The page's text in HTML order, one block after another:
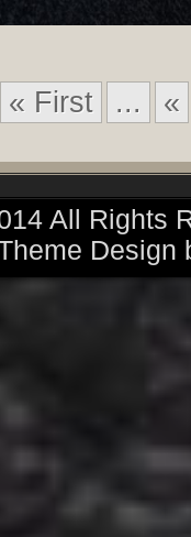
« First ... «
All Rights
Design